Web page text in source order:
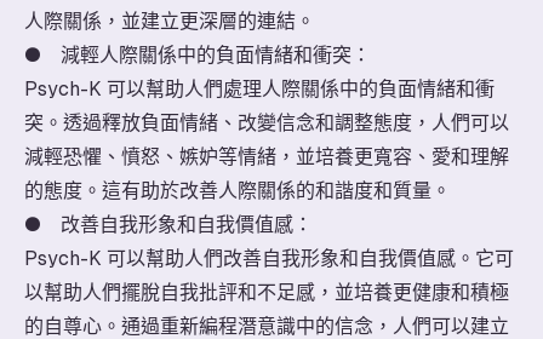
人際關係，並建立更深層的連結。
● 減輕人際關係中的負面情緒和衝突：
Psych-K 可以幫助人們處理人際關係中的負面情緒和衝
突。透過釋放負面情緒、改變信念和調整態度，人們可以
減輕恐懼、憤怒、嫉妒等情緒，並培養更寬容、愛和理解
的態度。這有助於改善人際關係的和諧度和質量。
● 改善自我形象和自我價值感：
Psych-K 可以幫助人們改善自我形象和自我價值感。它可
以幫助人們擺脫自我批評和不足感，並培養更健康和積極
的自尊心。通過重新編程潛意識中的信念，人們可以建立